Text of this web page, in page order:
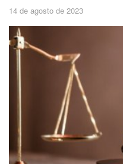
14 de agosto de 2023